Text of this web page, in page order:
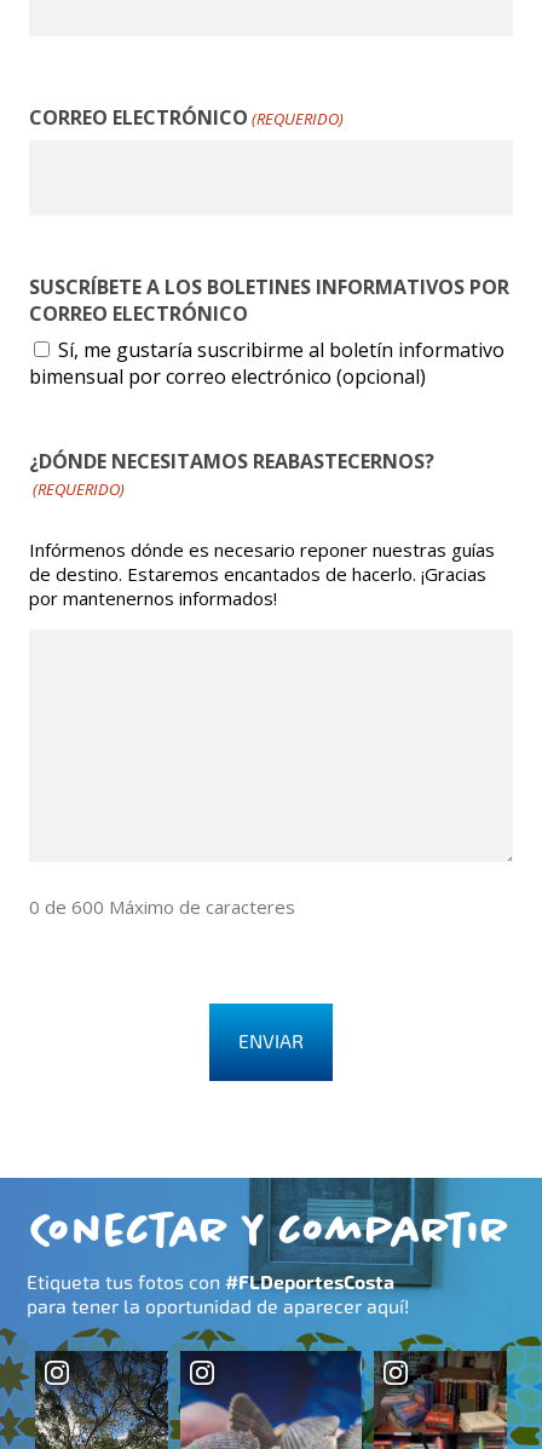
CORREO ELECTRÓNICO (REQUERIDO)
SUSCRÍBETE A LOS BOLETINES INFORMATIVOS POR
CORREO ELECTRÓNICO
Sí, me gustaría suscribirme al boletín informativo
bimensual por correo electrónico (opcional)
¿DÓNDE NECESITAMOS REABASTECERNOS?
(REQUERIDO)
Infórmenos dónde es necesario reponer nuestras guías
de destino. Estaremos encantados de hacerlo. ¡Gracias
por mantenernos informados!
0 de 600 Máximo de caracteres
Conectar y compartir
Etiqueta tus fotos con#FLDeportesCosta
para tener la oportunidad de aparecer aquí!